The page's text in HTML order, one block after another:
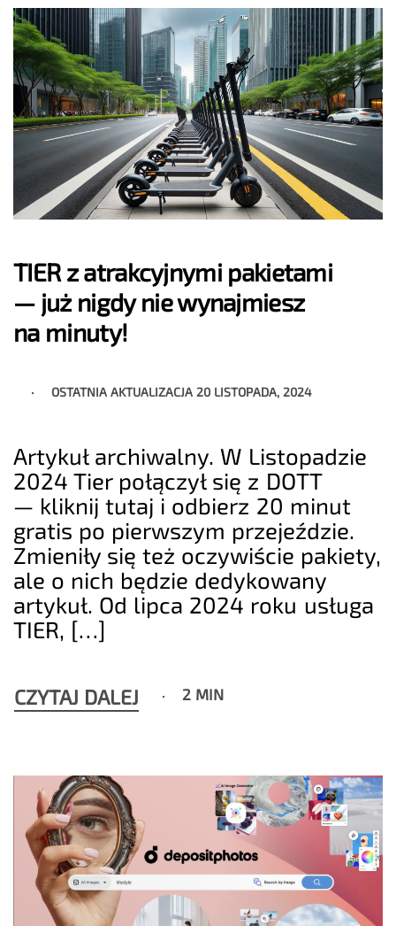
TIER z atrakcyjnymi pakietami
— już nigdy nie wynajmiesz
na minuty!
OSTATNIA AKTUALIZACJA 20 LISTOPADA, 2024
Artykuł archiwalny. W Listopadzie
2024 Tier połączył się z DOTT
— kliknij tutaj i odbierz 20 minut
gratis po pierwszym przejeździe.
Zmieniły się też oczywiście pakiety,
ale o nich będzie dedykowany
artykuł. Od lipca 2024 roku usługa
TIER, […]
CZYTAJ DALEJ 2 MIN